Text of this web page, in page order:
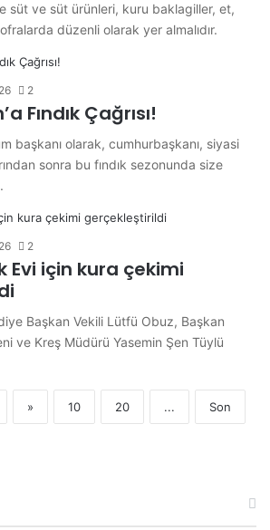
süt ve süt ürünleri, kuru baklagiller, et,
düzenli olarak yer almalıdır.
2
Fındık Çağrısı!
başkanı olarak, cumhurbaşkanı, siyasi
sonra bu fındık sezonunda size
2
Evi için kura çekimi
Başkan Vekili Lütfü Obuz, Başkan
ve Kreş Müdürü Yasemin Şen Tüylü
» 10 20 ... Son